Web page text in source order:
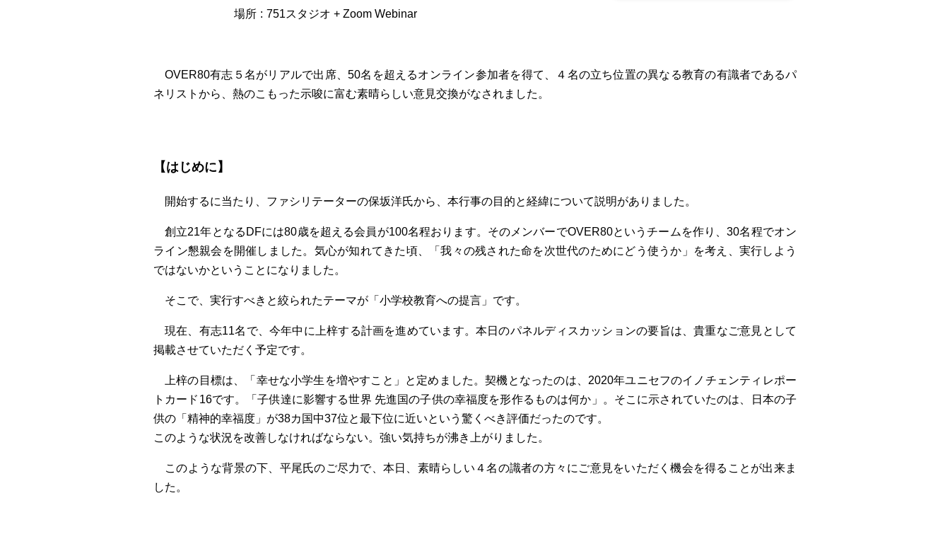
場所 751スタジオ + Zoom Webinar
OVER80有志５名がリアルで出席、50名を超えるオンライン参加者を得て、４名の立ち位置の異なる教育の有識者であるパ
ネリストから、熱のこもった示唆に富む素晴らしい意見交換がなされました。
【はじめに】
開始するに当たり、ファシリテーターの保坂洋氏から、本行事の目的と経緯について説明がありました。
創立21年となるDFには80歳を超える会員が100名程おります。そのメンバーでOVER80というチームを作り、30名程でオン
ライン懇親会を開催しました。気心が知れてきた頃、「我々の残された命を次世代のためにどう使うか」を考え、実行しよう
ではないかということになりました。
そこで、実行すべきと絞られたテーマが「小学校教育への提言」です。
現在、有志11名で、今年中に上梓する計画を進めています。本日のパネルディスカッションの要旨は、貴重なご意見として
掲載させていただく予定です。
上梓の目標は、「幸せな小学生を増やすこと」と定めました。契機となったのは、2020年ユニセフのイノチェンティレポー
トカード16です。「子供達に影響する世界 先進国の子供の幸福度を形作るものは何か」。そこに示されていたのは、日本の子
供の「精神的幸福度」が38カ国中37位と最下位に近いという驚くべき評価だったのです。
このような状況を改善しなければならない。強い気持ちが沸き上がりました。
このような背景の下、平尾氏のご尽力で、本日、素晴らしい４名の識者の方々にご意見をいただく機会を得ることが出来ま
した。